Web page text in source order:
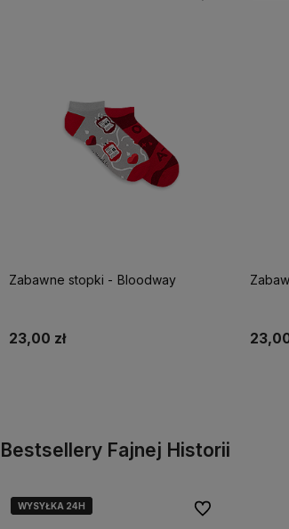
Zabawne stopki - Bloodway
23,00 zł
Bestsellery Fajnej Historii
WYSYŁKA 24H
WYSYŁKA 24H Do ulubionych